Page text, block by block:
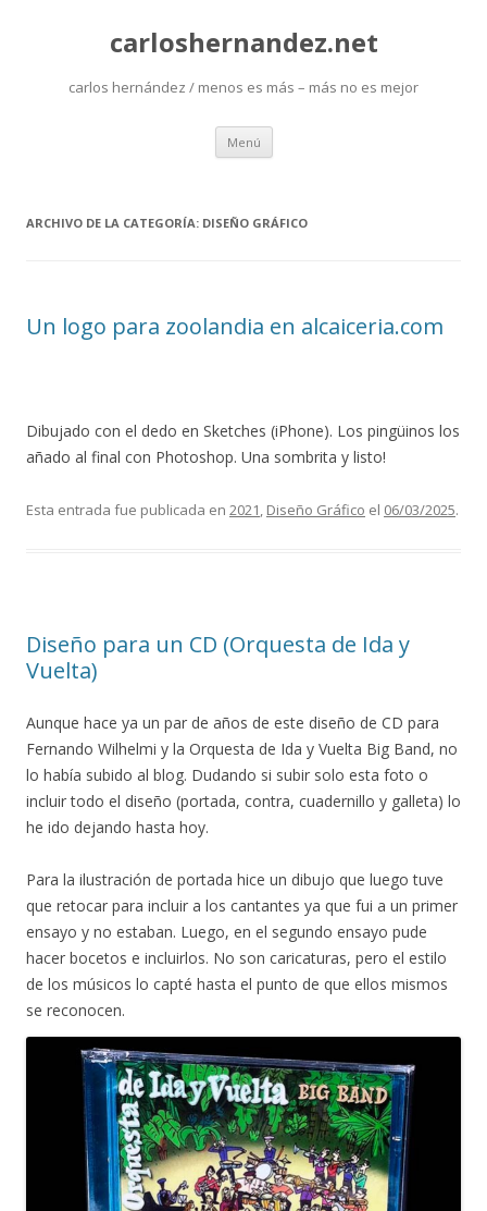
carloshernandez.net
carlos hernández / menos es más – más no es mejor
Menú Saltar
contenido
ARCHIVO DE LA CATEGORÍA: DISEÑO GRÁFICO
Un logo para zoolandia en alcaiceria.com
Dibujado con el dedo en Sketches (iPhone). Los pingüinos los
añado al final con Photoshop. Una sombrita y listo!
Esta entrada fue publicada en 2021, Diseño Gráfico el 06/03/2025.
Diseño para un CD (Orquesta de Ida y
Vuelta)
Aunque hace ya un par de años de este diseño de CD para
Fernando Wilhelmi y la Orquesta de Ida y Vuelta Big Band, no
lo había subido al blog. Dudando si subir solo esta foto o
incluir todo el diseño (portada, contra, cuadernillo y galleta) lo
he ido dejando hasta hoy.
Para la ilustración de portada hice un dibujo que luego tuve
que retocar para incluir a los cantantes ya que fui a un primer
ensayo y no estaban. Luego, en el segundo ensayo pude
hacer bocetos e incluirlos. No son caricaturas, pero el estilo
de los músicos lo capté hasta el punto de que ellos mismos
se reconocen.